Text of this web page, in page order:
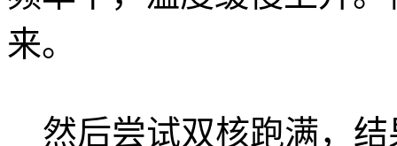
来。
然后尝试双核跑满，结